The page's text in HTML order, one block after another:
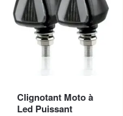
Clignotant Moto à
Led Puissant